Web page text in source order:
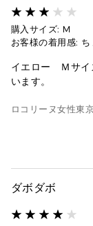
購入サイズ: M
お客様の着用感:
イエロー Ｍサイ
います。
ロコリーヌ女性東
ダボダボ